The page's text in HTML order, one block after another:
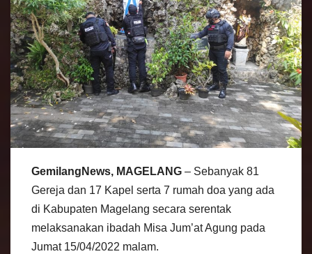
GemilangNews, MAGELANG – Sebanyak 81
Gereja dan 17 Kapel serta 7 rumah doa yang ada
di Kabupaten Magelang secara serentak
melaksanakan ibadah Misa Jum’at Agung pada
Jumat 15/04/2022 malam.